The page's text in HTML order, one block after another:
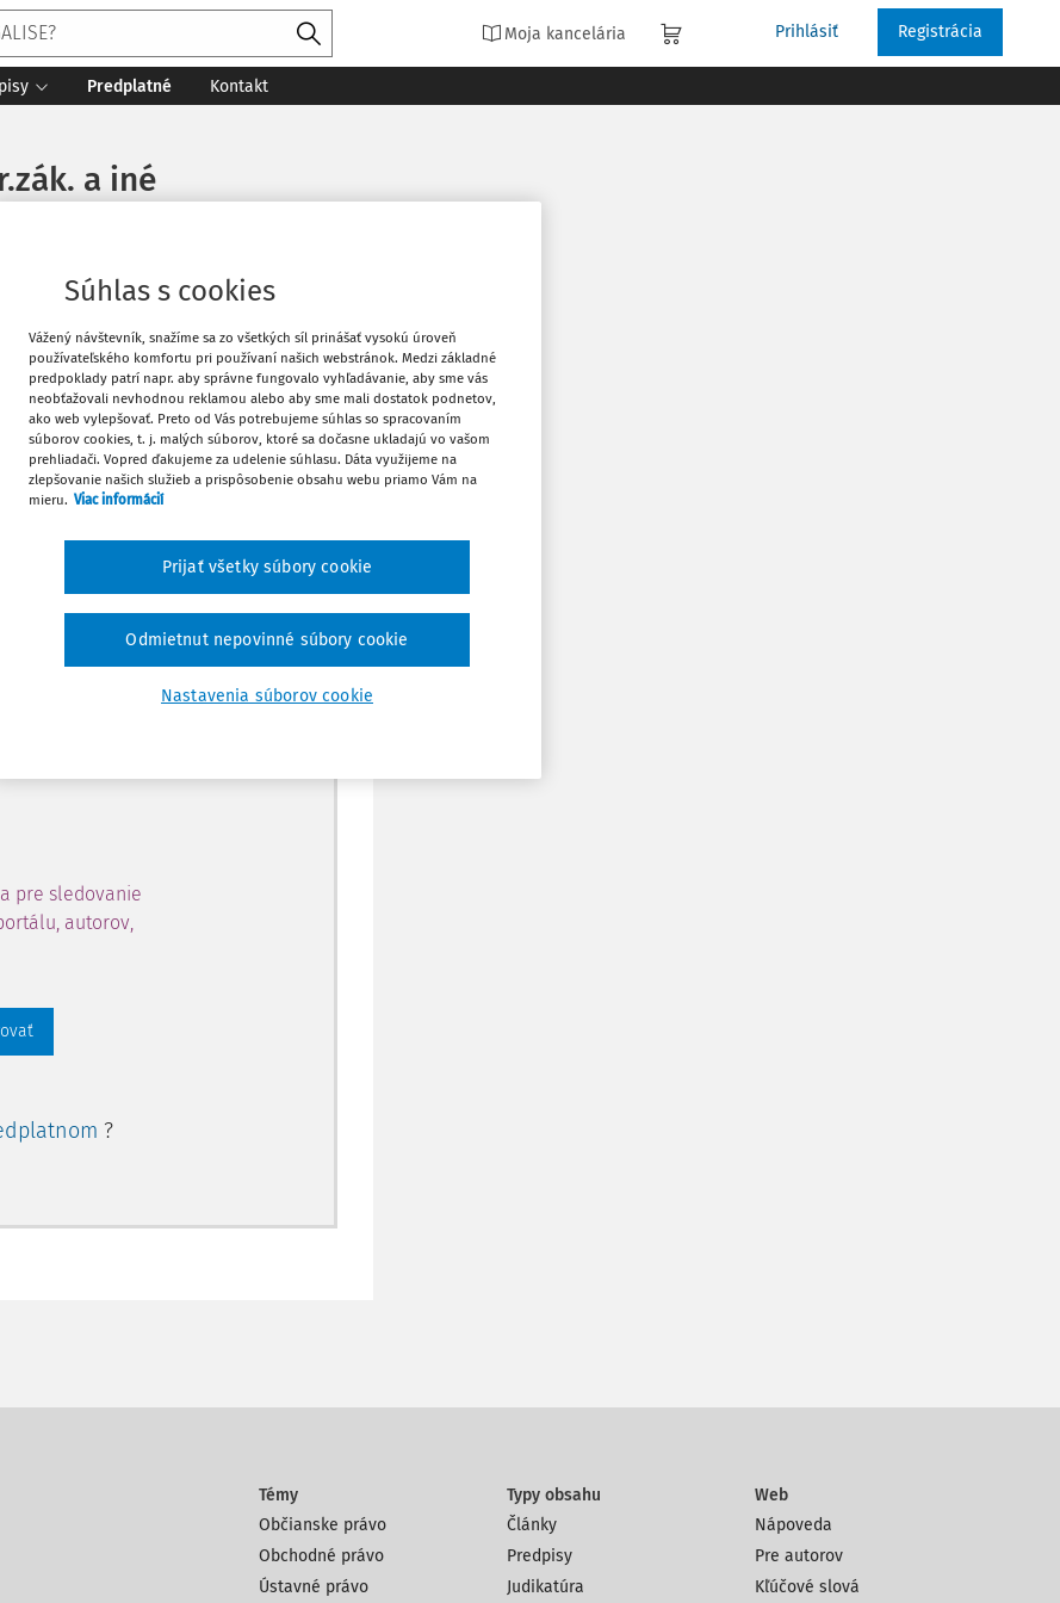
Moja kancelária Prihlásiť Registrácia
Predplatné Kontakt
a iné
Máte predplatné? Prihláste sa
začiatok...
predplatiteľom
a získajte prístup na 10
obsahu:
pre sledovanie
autorov,
?
Vytlačiť
Obľúbené
Stiahnuť
Témy
Občianske právo
Obchodné právo
Ústavné právo
Typy obsahu
Články
Predpisy
Judikatúra
Web
Nápoveda
Pre autorov
Kľúčové slová
Súhlas s cookies
Vážený návštevník, snažíme sa zo všetkých síl prinášať vysokú úroveň
používateľského komfortu pri používaní našich webstránok. Medzi základné
predpoklady patrí napr. aby správne fungovalo vyhľadávanie, aby sme vás
neobťažovali nevhodnou reklamou alebo aby sme mali dostatok podnetov,
ako web vylepšovať. Preto od Vás potrebujeme súhlas so spracovaním
súborov cookies, t. j. malých súborov, ktoré sa dočasne ukladajú vo vašom
prehliadači. Vopred ďakujeme za udelenie súhlasu. Dáta využijeme na
zlepšovanie našich služieb a prispôsobenie obsahu webu priamo Vám na
mieru. Viac informácií
Nastavenia súborov cookie
Odmietnut nepovinné súbory cookie
Prijať všetky súbory cookie